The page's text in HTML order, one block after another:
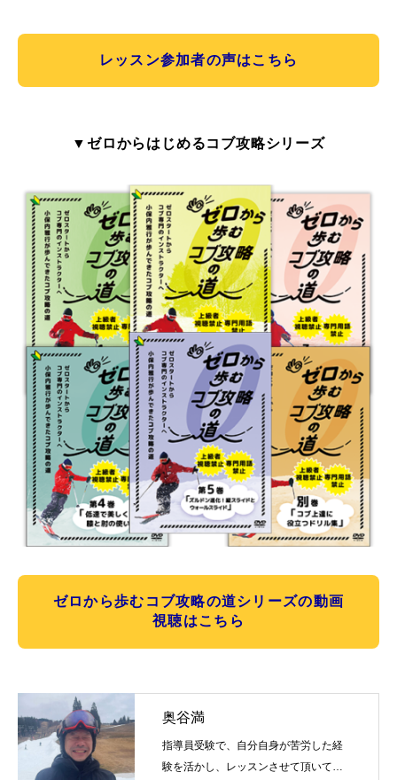
レッスン参加者の声はこちら
▼ゼロからはじめるコブ攻略シリーズ
ゼロから歩むコブ攻略の道シリーズの動画
視聴はこちら
奥谷満
指導員受験で、自分自身が苦労した経
験を活かし、レッスンさせて頂いてお